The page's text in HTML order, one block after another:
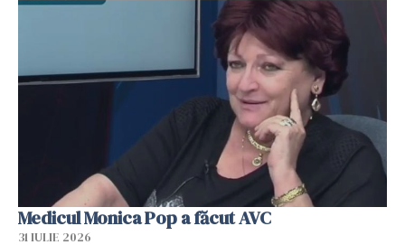
Medicul Monica Pop a făcut AVC
31 IULIE 2026